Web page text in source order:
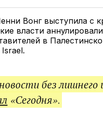
TwitterFacebook
Вонг выступила с
власти
в
без лишнего
«Сегодня».